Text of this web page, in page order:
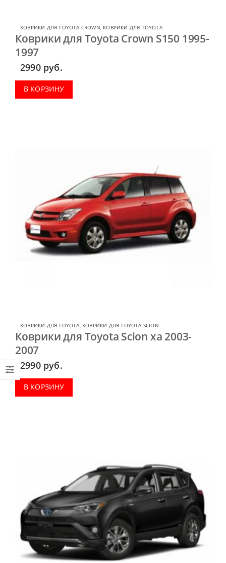
КОВРИКИ ДЛЯ TOYOTA CROWN КОВРИКИ ДЛЯ TOYOTA
Коврики для Toyota Crown S150 1995-
1997
2990 руб.
В КОРЗИНУ
КОВРИКИ ДЛЯ TOYOTA КОВРИКИ ДЛЯ TOYOTA SCION
Коврики для Toyota Scion xa 2003-
2007
2990 руб.
В КОРЗИНУ